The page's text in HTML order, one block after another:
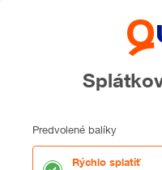
Predvolené balíky
Rýchlo splatiť